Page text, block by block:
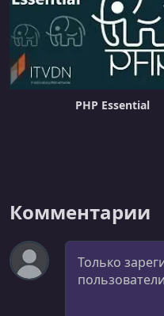
PHP Essential
Комментарии
Комментарий